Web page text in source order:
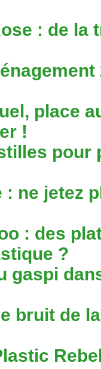
: de la
place
!
pour
: ne jetez
: des
?
gaspi
bruit de